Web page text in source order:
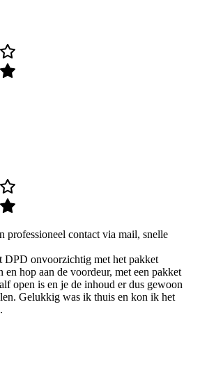
professioneel contact via mail, snelle
DPD onvoorzichtig met het pakket
en hop aan de voordeur, met een pakket
open is en je de inhoud er dus gewoon
Gelukkig was ik thuis en kon ik het